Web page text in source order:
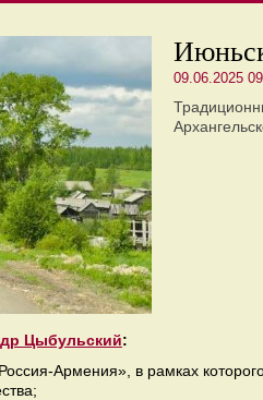
09.06.2025
Цыбульский:
Армения», в рамках